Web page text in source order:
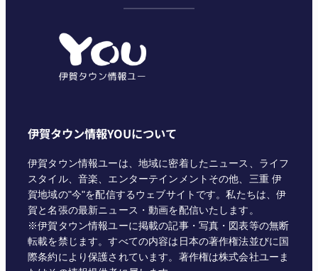
伊賀タウン情報YOUについて
伊賀タウン情報ユーは、地域に密着したニュース、ライフ
スタイル、音楽、エンターテインメントその他、三重 伊
賀地域の"今"を配信するウェブサイトです。私たちは、伊
賀と名張の最新ニュース・動画を配信いたします。
※伊賀タウン情報ユーに掲載の記事・写真・図表等の無断
転載を禁じます。すべての内容は日本の著作権法並びに国
際条約により保護されています。著作権は株式会社ユーま